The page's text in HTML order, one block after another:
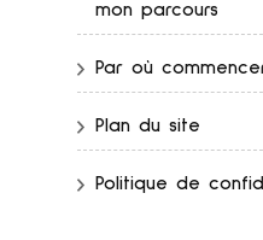
mon parcours
Par où
Plan du site
Politique de